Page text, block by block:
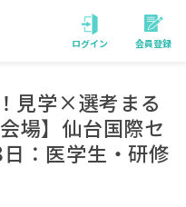
ログイン 会員登録
見学×選考まる
場】仙台国際セ
：医学生・研修